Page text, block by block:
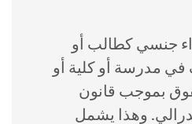
جنسي كطالب أو
أو كلية أو
بموجب قانون
وهذا يشمل